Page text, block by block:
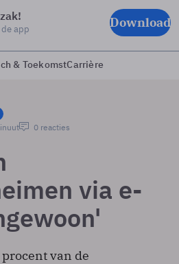
app Download
& ToekomstCarrière
0 reacties
via e-
van de